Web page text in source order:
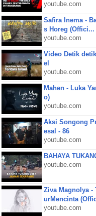
youtube.com
Safira Inema -
s Horeg (Offici...
youtube.com
Video Detik
el
youtube.com
Mahen - Luka
o)
youtube.com
Aksi Songong
esal - 86
youtube.com
BAHAYA
youtube.com
Ziva Magnolya -
urMencinta
youtube.com